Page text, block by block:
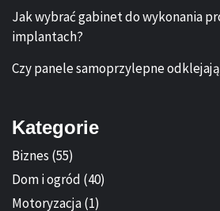
Jak wybrać gabinet do wykonania
implantach?
Czy panele samoprzylepne odklejają
Kategorie
Biznes (55)
Dom i ogród (40)
Motoryzacja(1)